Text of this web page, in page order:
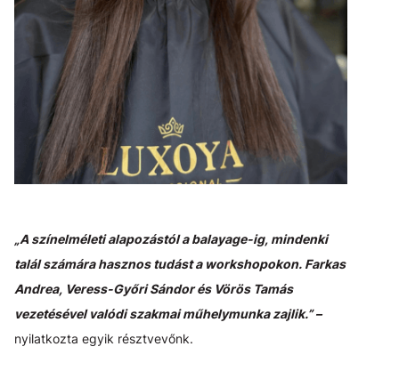
„A színelméleti alapozástól a balayage-ig, mindenki
talál számára hasznos tudást a workshopokon. Farkas
Andrea, Veress-Győri Sándor és Vörös Tamás
vezetésével valódi szakmai műhelymunka zajlik.” –
nyilatkozta egyik résztvevőnk.